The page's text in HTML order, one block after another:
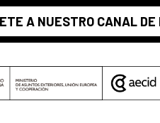
A NUESTRO CANAL DE